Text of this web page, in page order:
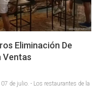
Eliminación De
Ventas
de julio. - Los restaurantes de la